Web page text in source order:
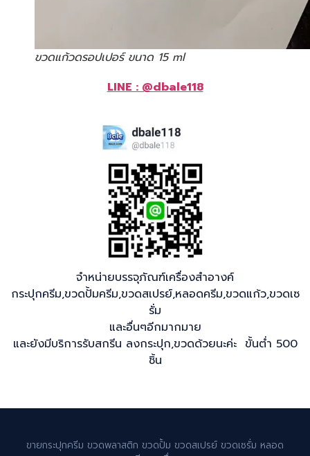
ขวดแก้วดรอปเปอร์ ขนาด 15 ml
LINE : @dbale118
จำหน่ายบรรจุภัณฑ์เครื่องสำอางค์
กระปุกครีม,ขวดปั้มครีม,ขวดสเปรย์,หลอดครีม,ขวดแก้ว,ขวดเซ
รั่ม
และอื่นๆอีกมากมาย
และยังมีบริการรับสกรีน ลงกระปุก,ขวดด้วยนะค่ะ ขั้นต่ำ 500
ชิ้น
ขายกระปุกครีม ขวดพลาสติก ขวดปั้ม ขวดสเปรย์ ขวดเซรั่ม หลอด